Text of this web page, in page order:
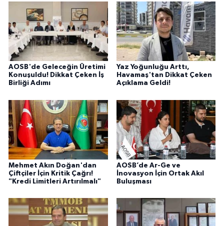
AOSB'de Geleceğin Üretimi
Konuşuldu! Dikkat Çeken İş
Birliği Adımı
Yaz Yoğunluğu Arttı,
Havamaş'tan Dikkat Çeken
Açıklama Geldi!
Mehmet Akın Doğan'dan
Çiftçiler İçin Kritik Çağrı!
"Kredi Limitleri Artırılmalı"
AOSB’de Ar-Ge ve
İnovasyon İçin Ortak Akıl
Buluşması